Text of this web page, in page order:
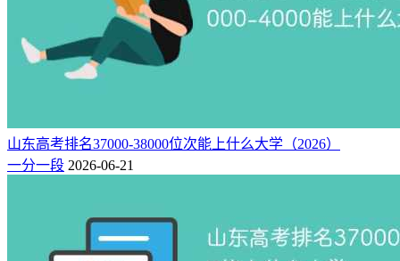
山东高考排名37000-38000位次能上什么大学（2026）
一分一段 2026-06-21